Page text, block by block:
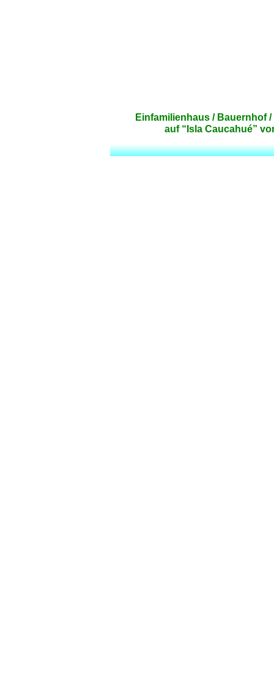
Einfamilienhaus / Bauernhof
auf “Isla Caucahué”